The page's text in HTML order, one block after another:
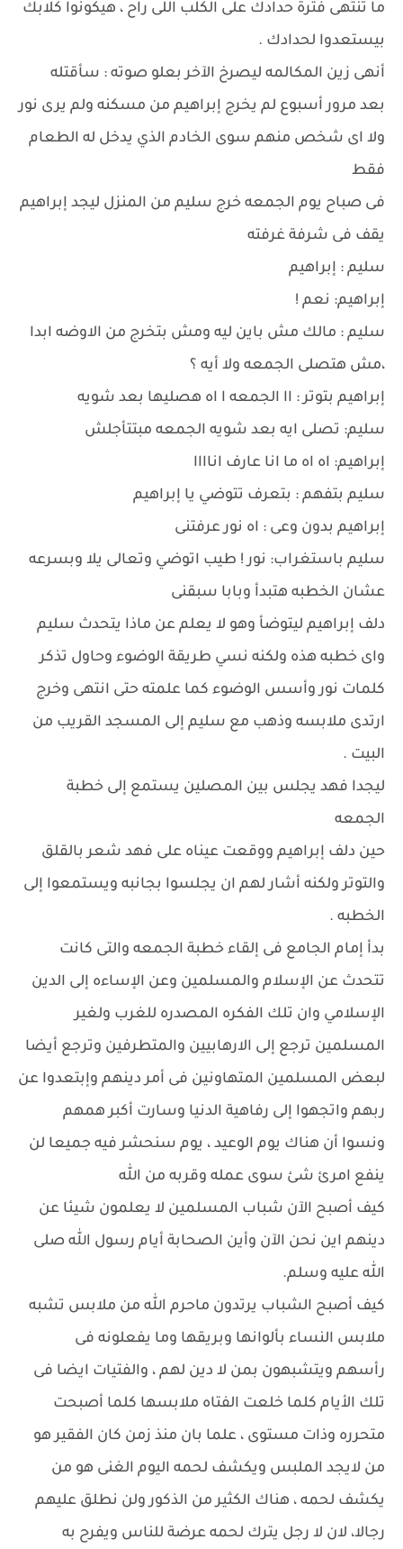
ما تنتهى فترة حدادك على الكلب اللى راح ، هيكونوا كلابك
بيستعدوا لحدادك .
أنهى زين المكالمه ليصرخ الآخر بعلو صوته : سأقتله
بعد مرور أسبوع لم يخرج إبراهيم من مسكنه ولم يرى نور
ولا اى شخص منهم سوى الخادم الذي يدخل له الطعام
فقط
فى صباح يوم الجمعه خرج سليم من المنزل ليجد إبراهيم
يقف فى شرفة غرفته
سليم : إبراهيم
إبراهيم: نعم !
سليم : مالك مش باين ليه ومش بتخرج من الاوضه ابدا
،مش هتصلى الجمعه ولا أيه ؟
إبراهيم بتوتر : اا الجمعه ا اه هصليها بعد شويه
سليم: تصلى ايه بعد شويه الجمعه مبتتأجلش
إبراهيم: اه اه ما انا عارف اناااا
سليم بتفهم : بتعرف تتوضي يا إبراهيم
إبراهيم بدون وعى : اه نور عرفتنى
سليم باستغراب: نور ! طيب اتوضي وتعالى يلا وبسرعه
عشان الخطبه هتبدأ وبابا سبقنى
دلف إبراهيم ليتوضأ وهو لا يعلم عن ماذا يتحدث سليم
واى خطبه هذه ولكنه نسي طريقة الوضوء وحاول تذكر
كلمات نور وأسس الوضوء كما علمته حتى انتهى وخرج
ارتدى ملابسه وذهب مع سليم إلى المسجد القريب من
البيت .
ليجدا فهد يجلس بين المصلين يستمع إلى خطبة
الجمعه
حين دلف إبراهيم ووقعت عيناه على فهد شعر بالقلق
والتوتر ولكنه أشار لهم ان يجلسوا بجانبه ويستمعوا إلى
الخطبه .
بدأ إمام الجامع فى إلقاء خطبة الجمعه والتى كانت
تتحدث عن الإسلام والمسلمين وعن الإساءه إلى الدين
الإسلامي وان تلك الفكره المصدره للغرب ولغير
المسلمين ترجع إلى الارهابيين والمتطرفين وترجع أيضا
لبعض المسلمين المتهاونين فى أمر دينهم وإبتعدوا عن
ربهم واتجهوا إلى رفاهية الدنيا وسارت أكبر همهم
ونسوا أن هناك يوم الوعيد ، يوم سنحشر فيه جميعا لن
ينفع امرئ شئ سوى عمله وقربه من الله
كيف أصبح الآن شباب المسلمين لا يعلمون شيئا عن
دينهم اين نحن الآن وأين الصحابة أيام رسول الله صلى
الله عليه وسلم.
كيف أصبح الشباب يرتدون ماحرم الله من ملابس تشبه
ملابس النساء بألوانها وبريقها وما يفعلونه فى
رأسهم ويتشبهون بمن لا دين لهم ، والفتيات ايضا فى
تلك الأيام كلما خلعت الفتاه ملابسها كلما أصبحت
متحرره وذات مستوى ، علما بان منذ زمن كان الفقير هو
من لايجد الملبس ويكشف لحمه اليوم الغنى هو من
يكشف لحمه ، هناك الكثير من الذكور ولن نطلق عليهم
رجالا، لان لا رجل يترك لحمه عرضة للناس ويفرح به